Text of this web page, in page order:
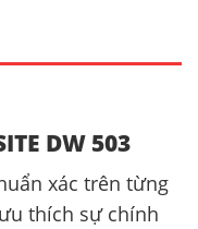
DW 503
xác trên từng
thích sự chính